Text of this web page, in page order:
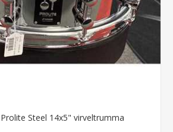
Steel 14x5" virveltrumma